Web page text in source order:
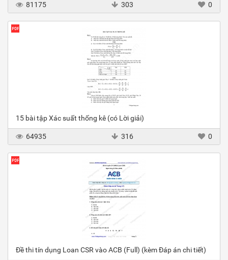
81175 303 0
15 bài tập Xác suất thống kê (có Lời giải)
64935 316 0
Đề thi tín dụng Loan CSR vào ACB (Full) (kèm Đáp án chi tiết)